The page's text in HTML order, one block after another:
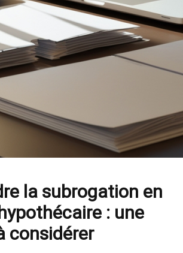
la subrogation en
: une
considérer